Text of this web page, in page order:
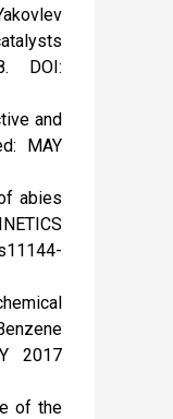
DOI:
and
MAY
abies
2017
of the